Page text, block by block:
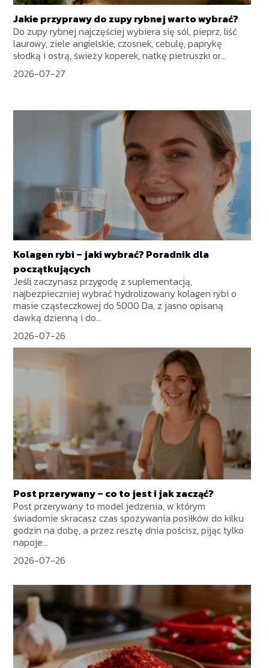
Jakie przyprawy do zupy rybnej warto wybrać?
Do zupy rybnej najczęściej wybiera się sól, pieprz, liść
laurowy, ziele angielskie, czosnek, cebulę, paprykę
słodką i ostrą, świeży koperek, natkę pietruszki or...
2026-07-27
Kolagen rybi – jaki wybrać? Poradnik dla
początkujących
Jeśli zaczynasz przygodę z suplementacją,
najbezpieczniej wybrać hydrolizowany kolagen rybi o
masie cząsteczkowej do 5000 Da, z jasno opisaną
dawką dzienną i do...
2026-07-26
Post przerywany – co to jest i jak zacząć?
Post przerywany to model jedzenia, w którym
świadomie skracasz czas spożywania posiłków do kilku
godzin na dobę, a przez resztę dnia pościsz, pijąc tylko
napoje...
2026-07-26